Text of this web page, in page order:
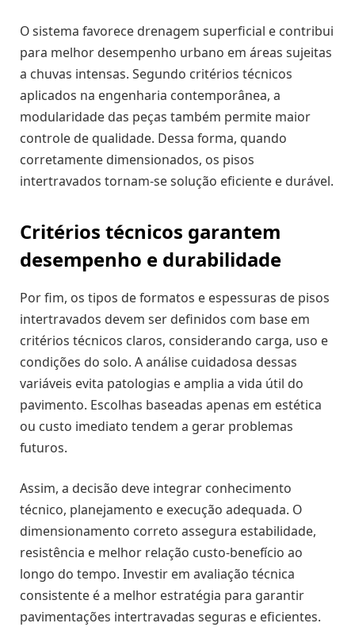
O sistema favorece drenagem superficial e contribui
para melhor desempenho urbano em áreas sujeitas
a chuvas intensas. Segundo critérios técnicos
aplicados na engenharia contemporânea, a
modularidade das peças também permite maior
controle de qualidade. Dessa forma, quando
corretamente dimensionados, os pisos
intertravados tornam-se solução eficiente e durável.
Critérios técnicos garantem
desempenho e durabilidade
Por fim, os tipos de formatos e espessuras de pisos
intertravados devem ser definidos com base em
critérios técnicos claros, considerando carga, uso e
condições do solo. A análise cuidadosa dessas
variáveis evita patologias e amplia a vida útil do
pavimento. Escolhas baseadas apenas em estética
ou custo imediato tendem a gerar problemas
futuros.
Assim, a decisão deve integrar conhecimento
técnico, planejamento e execução adequada. O
dimensionamento correto assegura estabilidade,
resistência e melhor relação custo-benefício ao
longo do tempo. Investir em avaliação técnica
consistente é a melhor estratégia para garantir
pavimentações intertravadas seguras e eficientes.